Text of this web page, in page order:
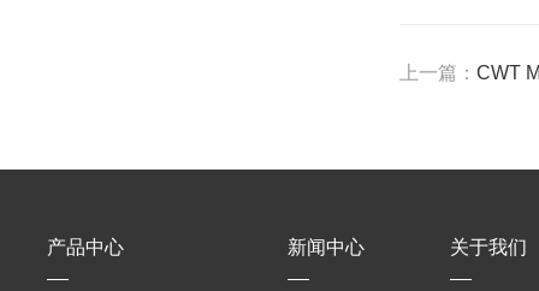
上一篇：CWT
产品中心 新闻中心 关于我们